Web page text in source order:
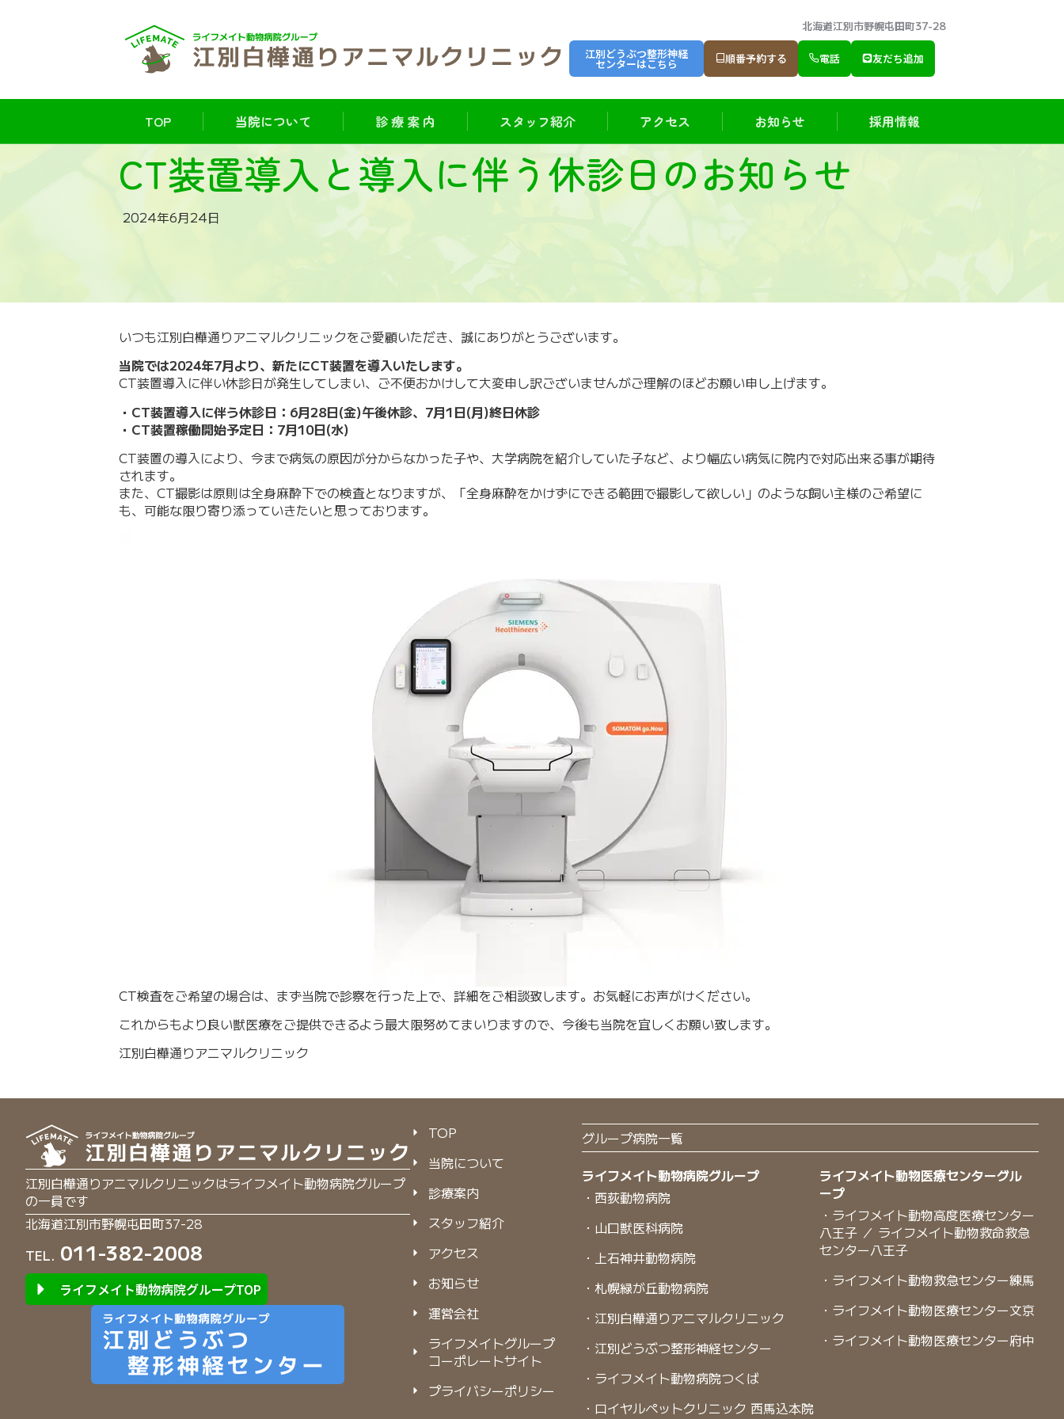
北海道江別市野幌屯田町37-28
江別どうぶつ整形神経
センターはこちら 順番予約する 電話 友だち追加
TOP 当院について 診 療 案 内 スタッフ紹介 アクセス お知らせ 採用情報
CT装置導入と導入に伴う休診日のお知らせ
2024年6月24日
いつも江別白樺通りアニマルクリニックをご愛顧いただき、誠にありがとうございます。
当院では2024年7月より、新たにCT装置を導入いたします。
CT装置導入に伴い休診日が発生してしまい、ご不便おかけして大変申し訳ございませんがご理解のほどお願い申し上げます。
・CT装置導入に伴う休診日：6月28日(金)午後休診、7月1日(月)終日休診
・CT装置稼働開始予定日：7月10日(水)
CT装置の導入により、今まで病気の原因が分からなかった子や、大学病院を紹介していた子など、より幅広い病気に院内で対応出来る事が期待
されます。
また、CT撮影は原則は全身麻酔下での検査となりますが、「全身麻酔をかけずにできる範囲で撮影して欲しい」のような飼い主様のご希望に
も、可能な限り寄り添っていきたいと思っております。
CT検査をご希望の場合は、まず当院で診察を行った上で、詳細をご相談致します。お気軽にお声がけください。
これからもより良い獣医療をご提供できるよう最大限努めてまいりますので、今後も当院を宜しくお願い致します。
江別白樺通りアニマルクリニック
江別白樺通りアニマルクリニックはライフメイト動物病院グループ
の一員です
北海道江別市野幌屯田町37-28
TEL. 011-382-2008
ライフメイト動物病院グループTOP
TOP
当院について
診療案内
スタッフ紹介
アクセス
お知らせ
運営会社
ライフメイトグループ
コーポレートサイト
プライバシーポリシー
グループ病院一覧
ライフメイト動物病院グループ
・西荻動物病院
・山口獣医科病院
・上石神井動物病院
・札幌緑が丘動物病院
・江別白樺通りアニマルクリニック
・江別どうぶつ整形神経センター
・ライフメイト動物病院つくば
・ロイヤルペットクリニック 西馬込本院
ライフメイト動物医療センターグル
ープ
・ライフメイト動物高度医療センター
八王子 ／ ライフメイト動物救命救急
センター八王子
・ライフメイト動物救急センター練馬
・ライフメイト動物医療センター文京
・ライフメイト動物医療センター府中